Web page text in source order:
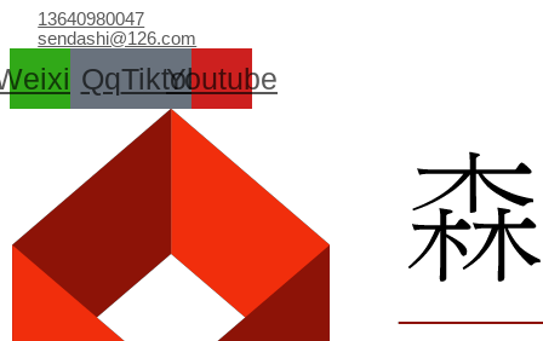
容
13640980047
sendashi@126.com
QqTiktokYoutube